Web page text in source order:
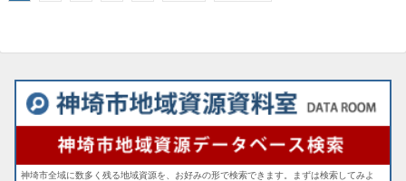
神埼市全域に数多く残る地域資源を、お好みの形で検索できます。まずは検索してみよ